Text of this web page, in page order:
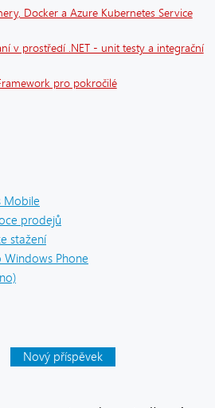
Docker a Azure Kubernetes Service
v prostředí .NET - unit testy a integrační
pro pokročilé
Mobile
prodejů
stažení
Windows Phone
Nový příspěvek